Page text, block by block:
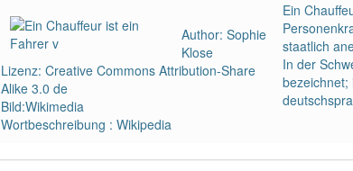
80% unserer Spielapp-Nutzer haben den Artikel korrekt
Author: Sophie
Klose
Lizenz: Creative Commons Attribution-Share
Alike 3.0 de
Bild:Wikimedia
Wortbeschreibung : Wikipedia
Ein
staatlich
In der
bezeichnet;